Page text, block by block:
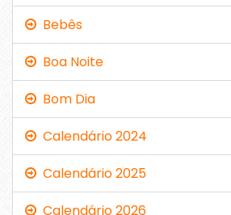
Bebês
Boa Noite
Bom Dia
Calendário 2024
Calendário 2025
Calendário 2026